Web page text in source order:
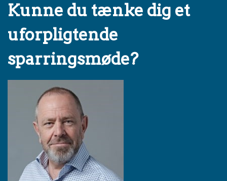
Kunne du tænke dig et
uforpligtende
sparringsmøde?